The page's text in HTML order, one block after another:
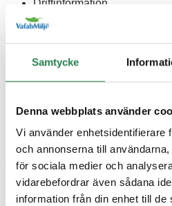
Samtycke
Denna webbplats använder
Vi använder enhetsidentifierare
och annonserna till
för sociala medier och
vidarebefordrar även sådana
information från din enhet till de
Driftinformation
Dokument
Frågor och svar
Dokument
Kontakta oss
Skola och utbildning